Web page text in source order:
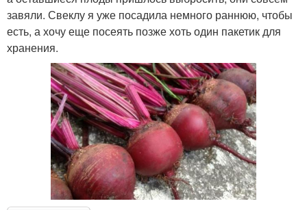
завяли. Свеклу я уже посадила немного раннюю, чтобы
есть, а хочу еще посеять позже хоть один пакетик для
хранения.